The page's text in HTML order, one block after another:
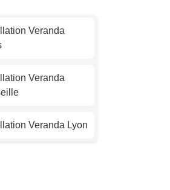
Veranda
Veranda
Veranda Lyon